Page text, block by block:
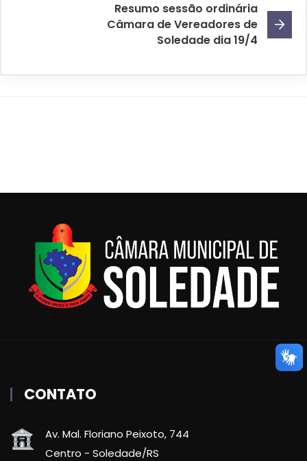
Resumo sessão ordinária
Câmara de Vereadores de
Soledade dia 19/4
CONTATO
Av. Mal. Floriano Peixoto, 744
Centro - Soledade/RS